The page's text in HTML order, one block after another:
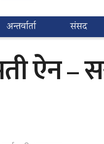
अन्तर्वार्ता संसद
ऐन –